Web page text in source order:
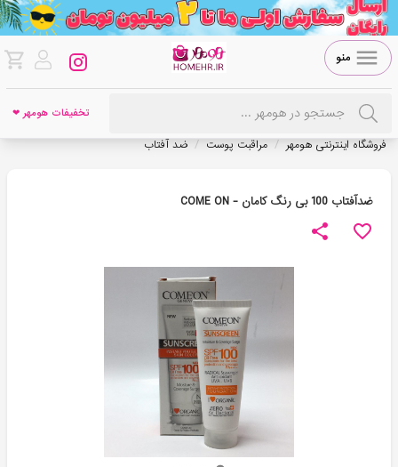
منو
تخفیفات هومهر ❤
فروشگاه اینترنتی هومهر / مراقبت پوست / ضد آفتاب
ضدآفتاب 100 بی رنگ کامان - COME ON